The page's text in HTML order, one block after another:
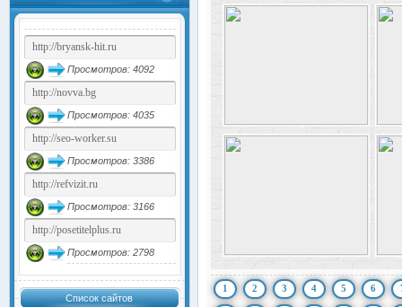
Просмотров: 4092
Просмотров: 4035
Просмотров: 3386
Просмотров: 3166
Просмотров: 2798
Список сайтов
1 2 3 4 5 6